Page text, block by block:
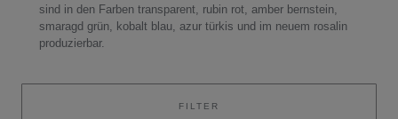
sind in den Farben transparent, rubin rot, amber bernstein,
smaragd grün, kobalt blau, azur türkis und im neuem rosalin
produzierbar.
FILTER